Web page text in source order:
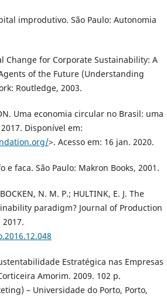
improdutivo. São Paulo: Autonomia
Change for Corporate Sustainability: A
of the Future (Understanding
Routledge, 2003.
Uma economia circular no Brasil: uma
Disponível em:
>. Acesso em: 16 jan. 2020.
e faca. São Paulo: Makron Books, 2001.
N. M. P.; HULTINK, E. J. The
paradigm? Journal of Production
Estratégica nas Empresas
Amorim. 2009. 102 p.
– Universidade do Porto, Porto,